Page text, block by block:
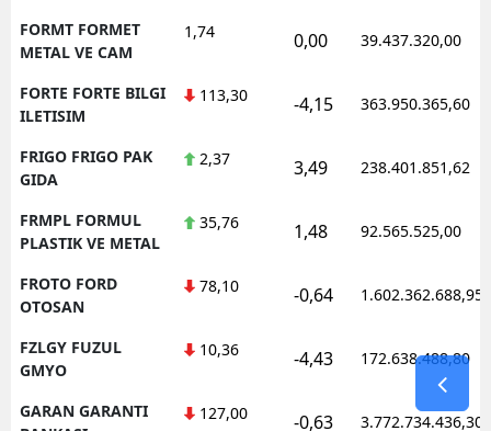
FORMT FORMET
METAL VE CAM
1,74 0,00 39.437.320,00
FORTE FORTE BILGI
ILETISIM
113,30 -4,15 363.950.365,60
FRIGO FRIGO PAK
GIDA
2,37 3,49 238.401.851,62
FRMPL FORMUL
PLASTIK VE METAL
35,76 1,48 92.565.525,00
FROTO FORD
OTOSAN
78,10 -0,64 1.602.362.688,95
FZLGY FUZUL
GMYO
10,36 -4,43 172.638.488,80
GARAN GARANTI
127,00 -0,63 3.772.734.436,30